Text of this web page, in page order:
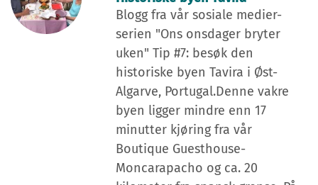
Blogg fra vår sosiale medier-
serien "Ons onsdager bryter
uken" Tip #7: besøk den
historiske byen Tavira i Øst-
Algarve, Portugal.Denne vakre
byen ligger mindre enn 17
minutter kjøring fra vår
Boutique Guesthouse-
Moncarapacho og ca. 20